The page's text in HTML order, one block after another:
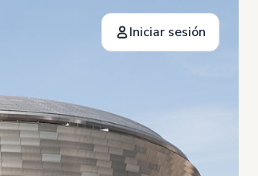
Iniciar sesión